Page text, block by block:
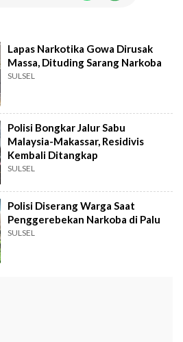
Lapas Narkotika Gowa Dirusak
Massa, Dituding Sarang Narkoba
SULSEL
Polisi Bongkar Jalur Sabu
Malaysia-Makassar, Residivis
Kembali Ditangkap
SULSEL
Polisi Diserang Warga Saat
Penggerebekan Narkoba di Palu
SULSEL